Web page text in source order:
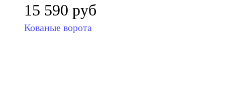
15 590 руб
Кованые ворота